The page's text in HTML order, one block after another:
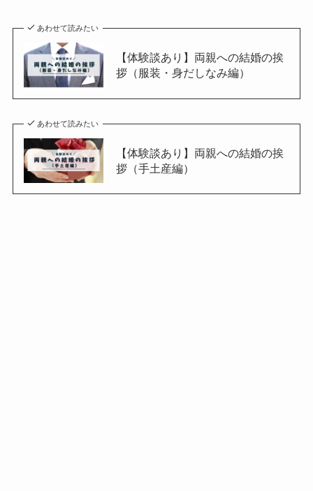
あわせて読みたい
【体験談あり】両親への結婚の挨
拶（服装・身だしなみ編）
あわせて読みたい
【体験談あり】両親への結婚の挨
拶（手土産編）